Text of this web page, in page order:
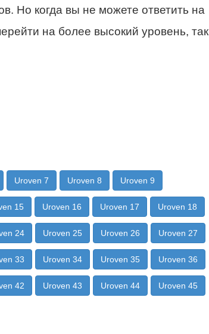
Но когда вы не можете ответить на
на более высокий уровень, так
Uroven 7 Uroven 8 Uroven 9
15 Uroven 16 Uroven 17 Uroven 18
24 Uroven 25 Uroven 26 Uroven 27
33 Uroven 34 Uroven 35 Uroven 36
42 Uroven 43 Uroven 44 Uroven 45